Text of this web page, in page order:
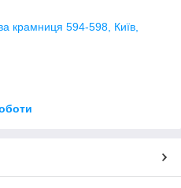
крамниця 594-598, Київ,